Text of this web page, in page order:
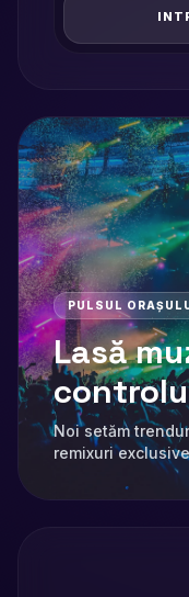
PULSUL
Lasă
Noi setăm
remixuri